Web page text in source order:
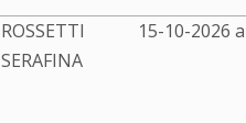
ROSSETTI
SERAFINA
15-10-2026